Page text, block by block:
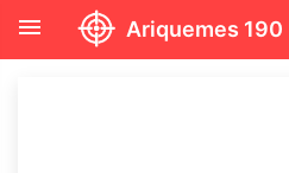
menu Ariquemes 190